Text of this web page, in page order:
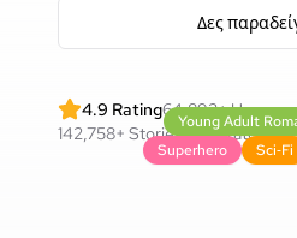
Δες
4.9 Rating64,892+Users
142,758+ Stories Generated
Young Adult
Superhero
Sci‑Fi